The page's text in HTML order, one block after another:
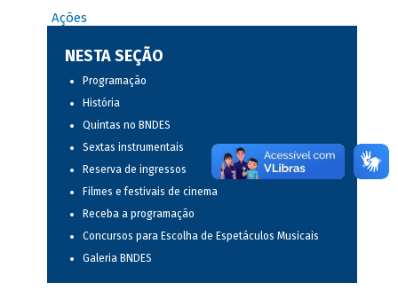
Ações
NESTA SEÇÃO
Programação
História
Quintas no BNDES
Sextas instrumentais
Reserva de ingressos
Filmes e festivais de cinema
Receba a programação
Concursos para Escolha de Espetáculos Musicais
Galeria BNDES